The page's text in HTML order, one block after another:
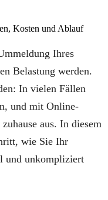
Kosten und Ablauf
Ihres
Belastung werden.
In vielen Fällen
und mit Online-
aus. In diesem
wie Sie Ihr
und unkompliziert